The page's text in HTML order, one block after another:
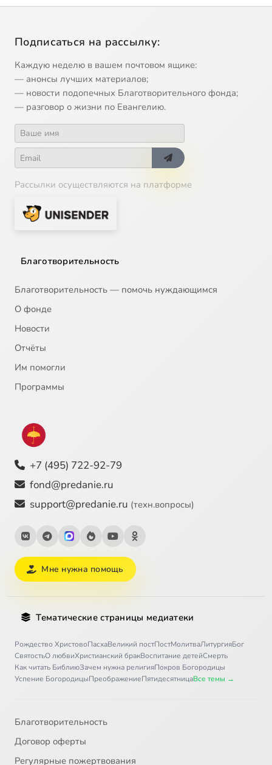
Подписаться на рассылку:
Каждую неделю в вашем почтовом ящике:
— анонсы лучших материалов;
— новости подопечных Благотворительного фонда;
— разговор о жизни по Евангелию.
Рассылки осуществляются на платформе
Благотворительность
Благотворительность — помочь нуждающимся
О фонде
Новости
Отчёты
Им помогли
Программы
+7 (495) 722-92-79
fond@predanie.ru
support@predanie.ru (техн.вопросы)
Мне нужна помощь
Тематические страницы медиатеки
Рождество ХристовоПасхаВеликий постПостМолитваЛитургияБог
СвятостьО любвиХристианский бракВоспитание детейСмерть
Как читать БиблиюЗачем нужна религияПокров Богородицы
Успение БогородицыПреображениеПятидесятницаВсе темы →
Благотворительность
Договор оферты
Регулярные пожертвования